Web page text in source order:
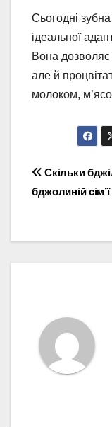
Сьогодні
ідеальної
Вона
але й
молоком,
записів
Скільки
бджолиній сім’ї